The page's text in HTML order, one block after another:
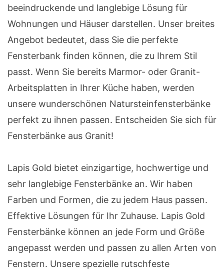
beeindruckende und langlebige Lösung für
Wohnungen und Häuser darstellen. Unser breites
Angebot bedeutet, dass Sie die perfekte
Fensterbank finden können, die zu Ihrem Stil
passt. Wenn Sie bereits Marmor- oder Granit-
Arbeitsplatten in Ihrer Küche haben, werden
unsere wunderschönen Natursteinfensterbänke
perfekt zu ihnen passen. Entscheiden Sie sich für
Fensterbänke aus Granit!
Lapis Gold bietet einzigartige, hochwertige und
sehr langlebige Fensterbänke an. Wir haben
Farben und Formen, die zu jedem Haus passen.
Effektive Lösungen für Ihr Zuhause. Lapis Gold
Fensterbänke können an jede Form und Größe
angepasst werden und passen zu allen Arten von
Fenstern. Unsere spezielle rutschfeste